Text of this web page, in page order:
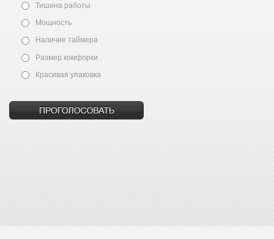
Тишина работы
Мощность
Наличие таймера
Размер комфорки
Красивая упаковка